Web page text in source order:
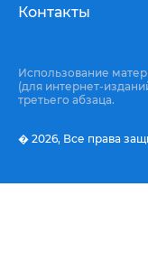
Контакты
Использование
(для интернет-
третьего абзаца.
� 2026, Все права